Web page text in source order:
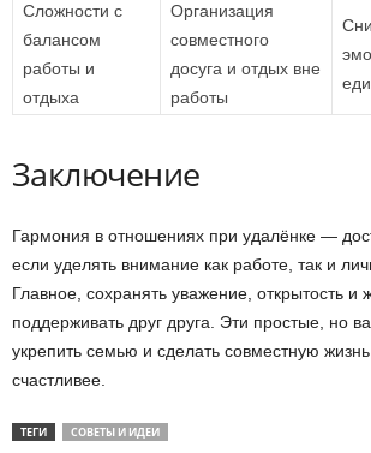
Сложности с
балансом
работы и
отдыха
Организация
совместного
досуга и отдых вне
работы
Заключение
Гармония в отношениях при удалёнке —
если уделять внимание как работе, так и
Главное, сохранять уважение, открытость и
поддерживать друг друга. Эти простые, но
укрепить семью и сделать совместную
счастливее.
ТЕГИ СОВЕТЫ И ИДЕИ